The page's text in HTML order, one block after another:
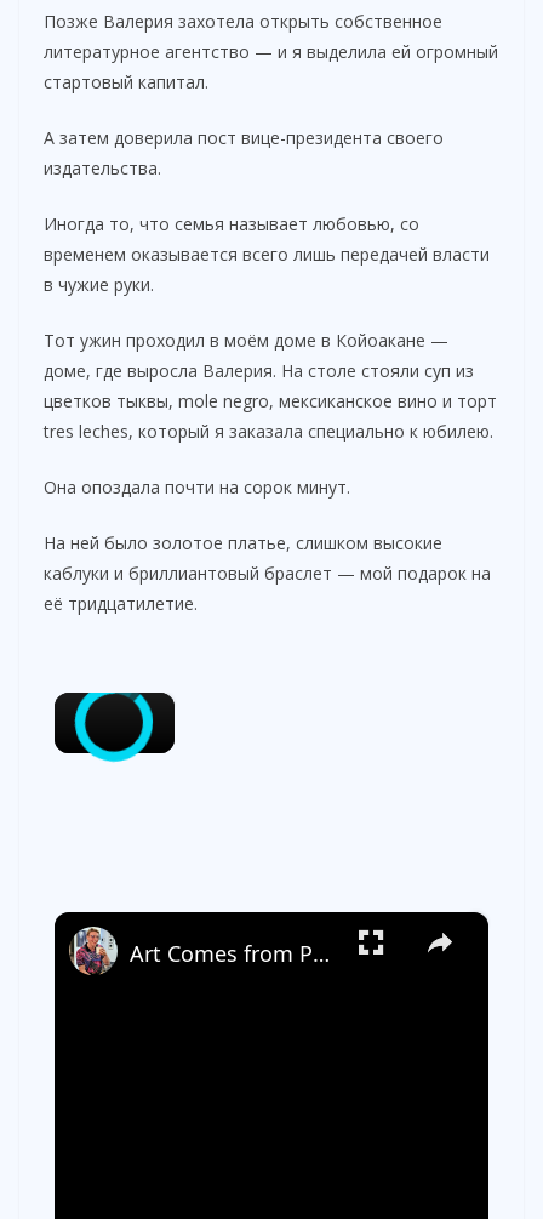
Позже Валерия захотела открыть собственное
литературное агентство — и я выделила ей огромный
стартовый капитал.
А затем доверила пост вице-президента своего
издательства.
Иногда то, что семья называет любовью, со
временем оказывается всего лишь передачей власти
в чужие руки.
Тот ужин проходил в моём доме в Койоакане —
доме, где выросла Валерия. На столе стояли суп из
цветков тыквы, mole negro, мексиканское вино и торт
tres leches, который я заказала специально к юбилею.
Она опоздала почти на сорок минут.
На ней было золотое платье, слишком высокие
каблуки и бриллиантовый браслет — мой подарок на
её тридцатилетие.
×
×
Art Comes from Pain